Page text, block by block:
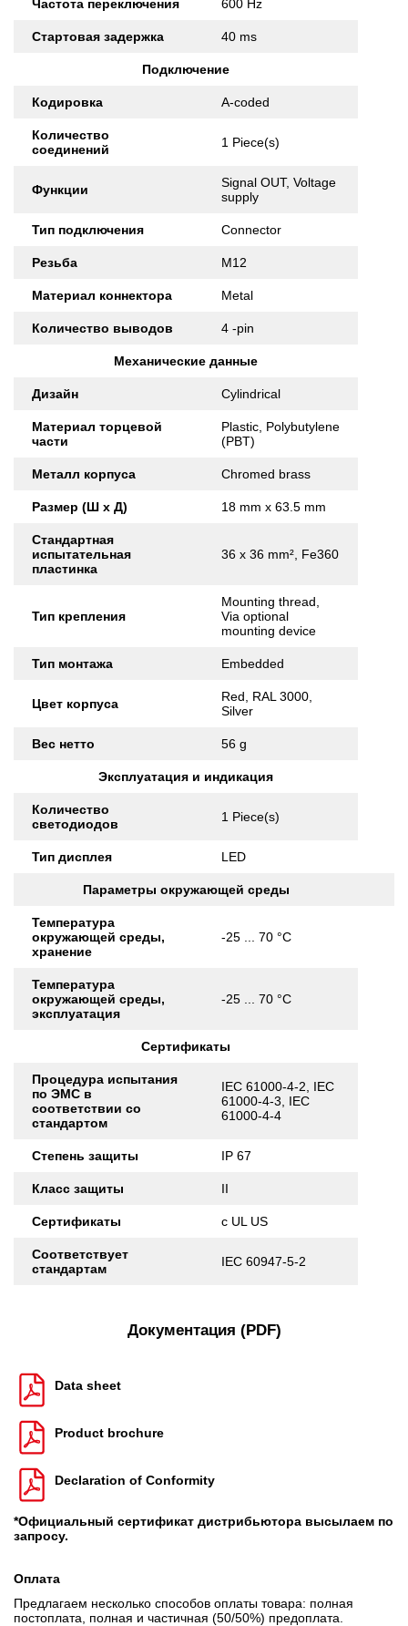
Частота переключения 600 Hz
Стартовая задержка 40 ms
Подключение
Кодировка A-coded
Количество
соединений
1 Piece(s)
Функции
Signal OUT, Voltage
supply
Тип подключения Connector
Резьба M12
Материал коннектора Metal
Количество выводов 4 -pin
Механические данные
Дизайн Cylindrical
Материал торцевой
части
Plastic, Polybutylene
(PBT)
Металл корпуса Chromed brass
Размер (Ш x Д) 18 mm x 63.5 mm
Стандартная
испытательная
пластинка
36 x 36 mm², Fe360
Тип крепления
Mounting thread,
Via optional
mounting device
Тип монтажа Embedded
Цвет корпуса
Red, RAL 3000,
Silver
Вес нетто 56 g
Эксплуатация и индикация
Количество
светодиодов
1 Piece(s)
Тип дисплея LED
Параметры окружающей среды
Температура
окружающей среды,
хранение
-25 ... 70 °C
Температура
окружающей среды,
эксплуатация
-25 ... 70 °C
Сертификаты
Процедура испытания
по ЭМС в
соответствии со
стандартом
IEC 61000-4-2, IEC
61000-4-3, IEC
61000-4-4
Степень защиты IP 67
Класс защиты II
Сертификаты c UL US
Соответствует
стандартам
IEC 60947-5-2
Документация (PDF)
Data sheet
Product brochure
Declaration of Conformity
*Официальный сертификат дистрибьютора высылаем по
запросу.
Оплата
Предлагаем несколько способов оплаты товара: полная
постоплата, полная и частичная (50/50%) предоплата.